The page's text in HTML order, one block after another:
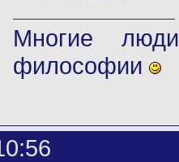
Многие
философии